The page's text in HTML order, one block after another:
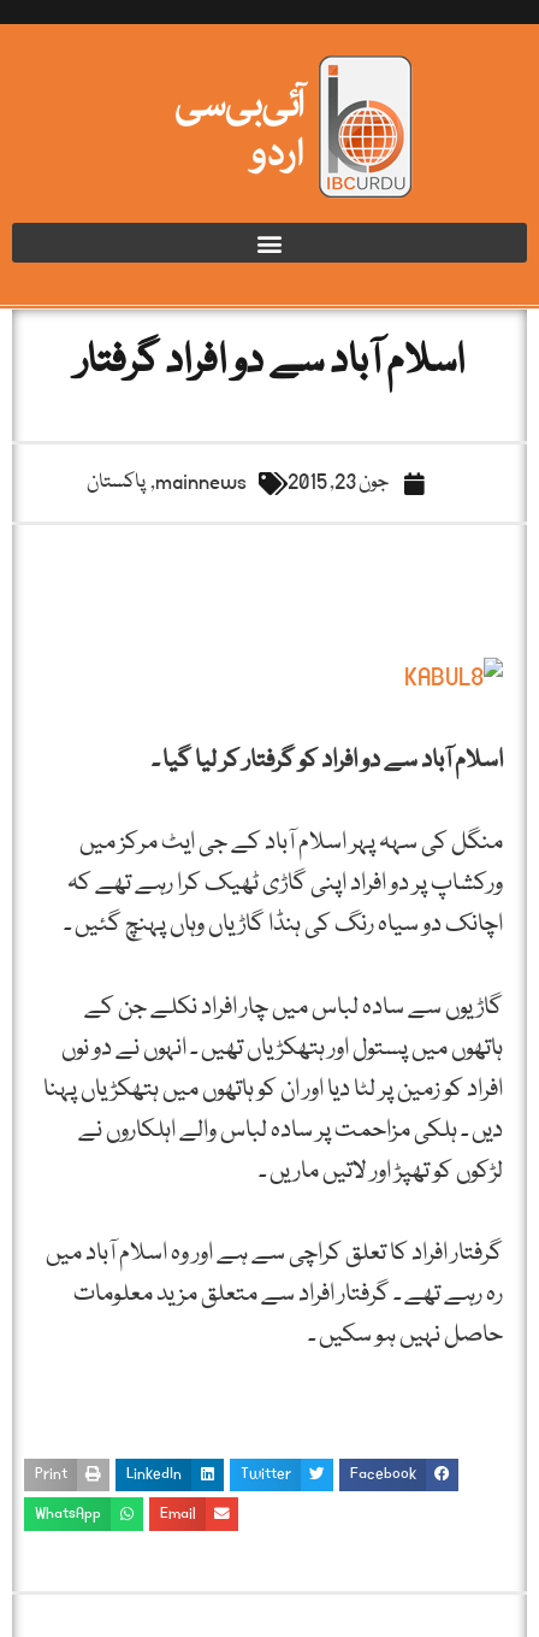
اسلام آباد سے دو افراد گرفتار
جون 23, 2015 mainnews
,پاکستان
اسلام آباد سے دو افراد کو گرفتار کر لیا گیا ۔
منگل کی سہہ پہر اسلام آباد کے جی ایٹ مرکز میں
ورکشاپ پر دو افراد اپنی گاڑی ٹھیک کرا رہے تھے کہ
اچانک دو سیاہ رنگ کی ہنڈا گاڑیاں وہاں پہنچ گئیں ۔
گاڑیوں سے سادہ لباس میں چار افراد نکلے جن کے
ہاتھوں میں پستول اور ہتھکڑیاں تھیں ۔ انہوں نے دو نوں
افراد کو زمین پر لٹا دیا اور ان کو ہاتھوں میں ہتھکڑیاں پہنا
دیں ۔ ہلکی مزاحمت پر سادہ لباس والے اہلکاروں نے
لڑکوں کو تھپڑ اور لاتیں ماریں ۔
گرفتار افراد کا تعلق کراچی سے ہے اور وہ اسلام آباد میں
رہ رہے تھے ۔ گرفتار افراد سے متعلق مزید معلومات
حاصل نہیں ہو سکیں ۔
Facebook
Twitter
LinkedIn
Print
Email
WhatsApp